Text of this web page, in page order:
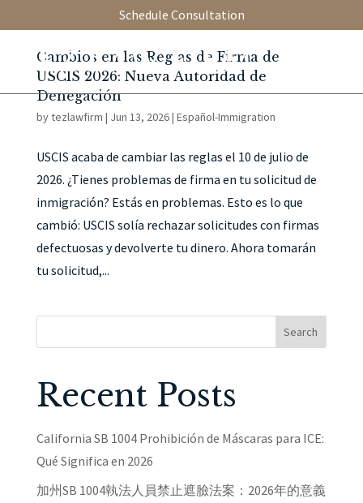
Schedule Consultation
Cambios en las Reglas de Firma de
USCIS 2026: Nueva Autoridad de
Denegación
bytezlawfirm | Jun 13, 2026| Español-Immigration
USCIS acaba de cambiar las reglas el 10 de julio de
2026. ¿Tienes problemas de firma en tu solicitud de
inmigración? Estás en problemas. Esto es lo que
cambió: USCIS solía rechazar solicitudes con firmas
defectuosas y devolverte tu dinero. Ahora tomarán
tu solicitud,...
Search
Recent Posts
California SB 1004 Prohibición de Máscaras para ICE:
Qué Significa en 2026
加州SB 1004執法人員禁止遮臉法案：2026年的意義